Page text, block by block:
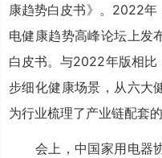
康趋势白皮书》。2022年
电健康趋势高峰论坛上发
白皮书。与2022年版相比
步细化健康场景，从六大
为行业梳理了产业链配套
会上，中国家用电器协